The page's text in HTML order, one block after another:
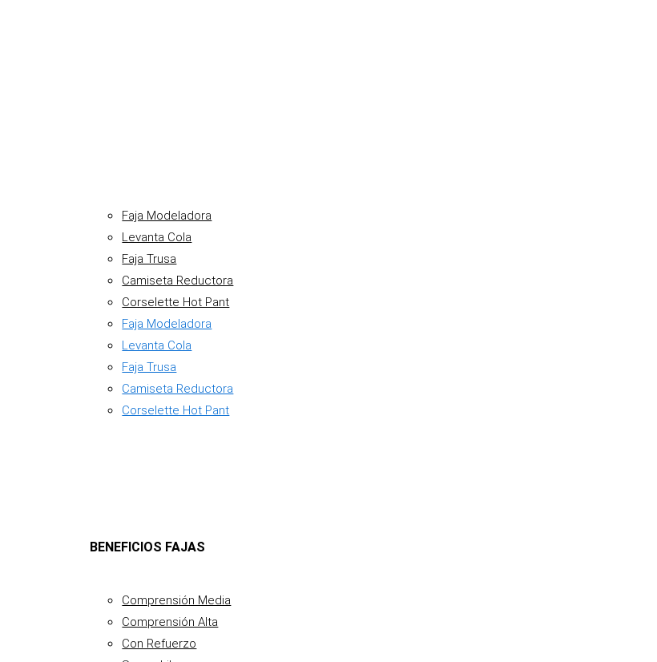
Faja Modeladora
Levanta Cola
Faja Trusa
Camiseta Reductora
Corselette Hot Pant
Faja Modeladora
Levanta Cola
Faja Trusa
Camiseta Reductora
Corselette Hot Pant
BENEFICIOS FAJAS
Comprensión Media
Comprensión Alta
Con Refuerzo